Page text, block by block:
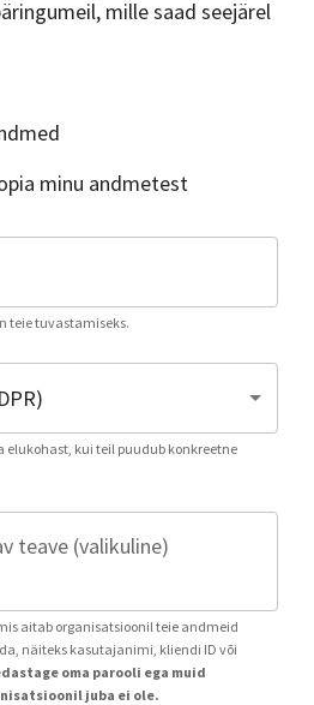
mille saad seejärel
minu andmetest
teie tuvastamiseks.
elukohast, kui teil puudub konkreetne
teave (valikuline)
aitab organisatsioonil teie andmeid
näiteks kasutajanimi, kliendi ID või
oma parooli ega muid
juba ei ole.